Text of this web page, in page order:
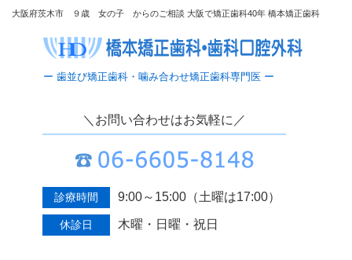
大阪府茨木市 ９歳 女の子 からのご相談 大阪で矯正歯科40年 橋本矯正歯科
＼お問い合わせはお気軽に／
診療時間 9:00～15:00（土曜は17:00）
休診日 木曜・日曜・祝日